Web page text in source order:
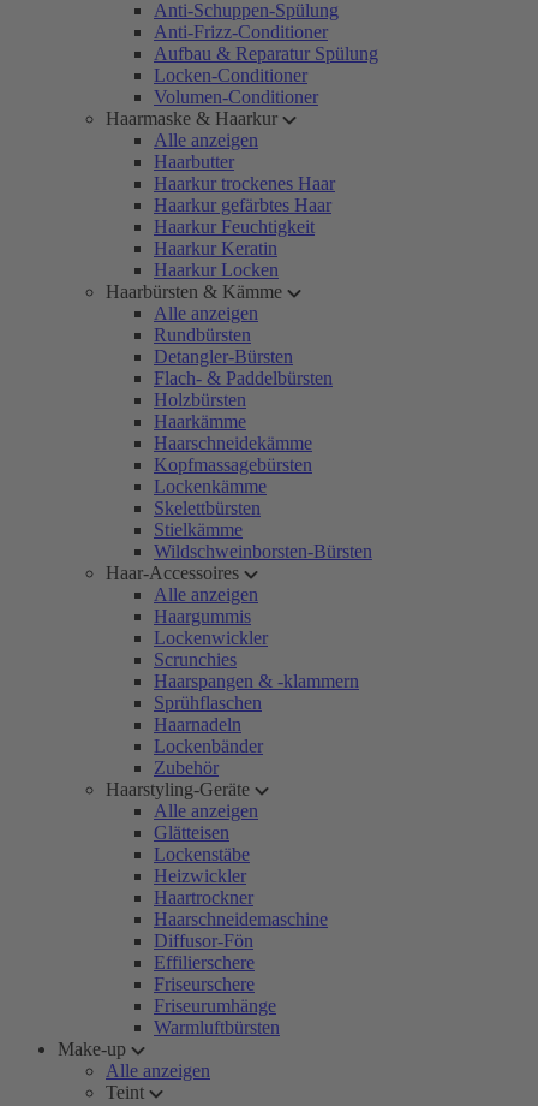
Anti-Schuppen-Spülung
Anti-Frizz-Conditioner
Aufbau & Reparatur Spülung
Locken-Conditioner
Volumen-Conditioner
Haarmaske & Haarkur
Alle anzeigen
Haarbutter
Haarkur trockenes Haar
Haarkur gefärbtes Haar
Haarkur Feuchtigkeit
Haarkur Keratin
Haarkur Locken
Haarbürsten & Kämme
Alle anzeigen
Rundbürsten
Detangler-Bürsten
Flach- & Paddelbürsten
Holzbürsten
Haarkämme
Haarschneidekämme
Kopfmassagebürsten
Lockenkämme
Skelettbürsten
Stielkämme
Wildschweinborsten-Bürsten
Haar-Accessoires
Alle anzeigen
Haargummis
Lockenwickler
Scrunchies
Haarspangen & -klammern
Sprühflaschen
Haarnadeln
Lockenbänder
Zubehör
Haarstyling-Geräte
Alle anzeigen
Glätteisen
Lockenstäbe
Heizwickler
Haartrockner
Haarschneidemaschine
Diffusor-Fön
Effilierschere
Friseurschere
Friseurumhänge
Warmluftbürsten
Make-up
Alle anzeigen
Teint